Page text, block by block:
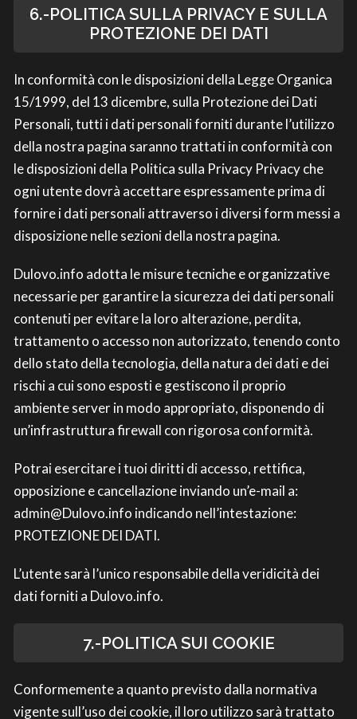
6.-POLITICA SULLA PRIVACY E SULLA
PROTEZIONE DEI DATI
In conformità con le disposizioni della Legge Organica
15/1999, del 13 dicembre, sulla Protezione dei Dati
Personali, tutti i dati personali forniti durante l’utilizzo
della nostra pagina saranno trattati in conformità con
le disposizioni della Politica sulla Privacy Privacy che
ogni utente dovrà accettare espressamente prima di
fornire i dati personali attraverso i diversi form messi a
disposizione nelle sezioni della nostra pagina.
Dulovo.info adotta le misure tecniche e organizzative
necessarie per garantire la sicurezza dei dati personali
contenuti per evitare la loro alterazione, perdita,
trattamento o accesso non autorizzato, tenendo conto
dello stato della tecnologia, della natura dei dati e dei
rischi a cui sono esposti e gestiscono il proprio
ambiente server in modo appropriato, disponendo di
un’infrastruttura firewall con rigorosa conformità.
Potrai esercitare i tuoi diritti di accesso, rettifica,
opposizione e cancellazione inviando un’e-mail a:
admin@Dulovo.info indicando nell’intestazione:
PROTEZIONE DEI DATI.
L’utente sarà l’unico responsabile della veridicità dei
dati forniti a Dulovo.info.
7.-POLITICA SUI COOKIE
Conformemente a quanto previsto dalla normativa
vigente sull’uso dei cookie, il loro utilizzo sarà trattato